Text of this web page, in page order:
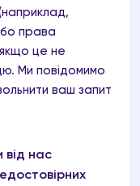
права
якщо це не
Ми повідомимо
ваш запит
від нас